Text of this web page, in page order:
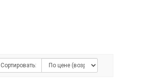
Сортировать: